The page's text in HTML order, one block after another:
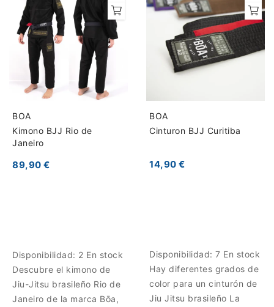
BOA
Kimono BJJ Rio de
Janeiro
89,90 €
Disponibilidad: 2 En stock
Descubre el kimono de
Jiu-Jitsu brasileño Rio de
Janeiro de la marca Bōa,
BOA
Cinturon BJJ Curitiba
14,90 €
Disponibilidad: 7 En stock
Hay diferentes grados de
color para un cinturón de
Jiu Jitsu brasileño La